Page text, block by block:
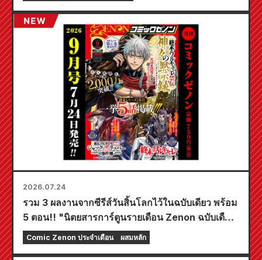
เล่มที่ 6 ล่าสุดของ "ความลับของเจ้าสาวสาว" มี
กำหนดวางจำหน่ายในวันที่ 20 ตุลาคมนี้!
2026.07.24
รวม 3 ผลงานจากซีรีส์วันสิ้นโลกไว้ในฉบับเดียว พร้อม
5 ตอน!! "นิตยสารการ์ตูนรายเดือน Zenon ฉบับเดือน
กันยายน 2026" วางจำหน่ายวันที่ 24 กรกฎาคม!!
Comic Zenon ประจำเดือน ผสมหลัก